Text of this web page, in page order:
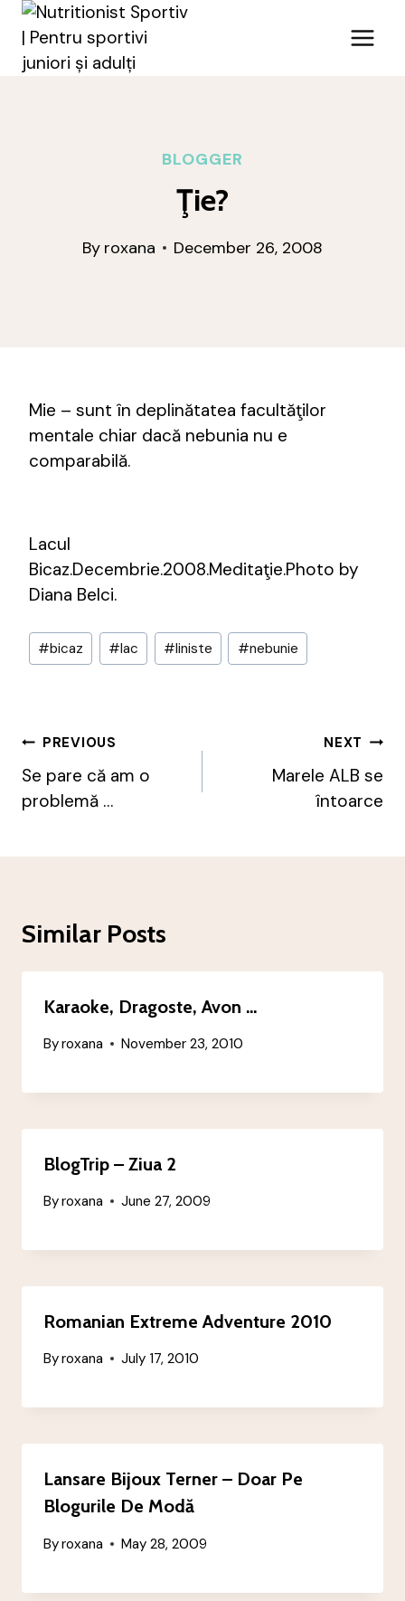
Skip
content
BLOGGER
Ţie?
By roxana December 26, 2008
Mie – sunt în deplinătatea facultăţilor
mentale chiar dacă nebunia nu e
comparabilă.
Lacul
Bicaz.Decembrie.2008.Meditaţie.Photo by
Diana Belci.
Post
Tags:
#bicaz #lac #liniste #nebunie
Post
Navigation
PREVIOUS
Se pare că am o
problemă …
NEXT
Marele ALB se
întoarce
Similar Posts
Karaoke, Dragoste, Avon …
Byroxana November 23, 2010
BlogTrip – Ziua 2
Byroxana June 27, 2009
Romanian Extreme Adventure 2010
Byroxana July 17, 2010
Lansare Bijoux Terner – Doar Pe
Blogurile De Modă
Byroxana May 28, 2009